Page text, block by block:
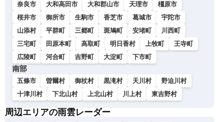
奈良市 大和高田市 大和郡山市 天理市
橿原市
桜井市
御所市 生駒市 香芝市 葛城市
宇陀市
山添村
平群町 三郷町 斑鳩町 安堵町
川西町
三宅町
田原本町 高取町 明日香村 上牧町
王寺町
広陵町
河合町 吉野町 大淀町 下市町
南部
五條市 曽爾村 御杖村 黒滝村 天川村
野迫川村
十津川村
下北山村 上北山村 川上村 東吉野村
周辺エリアの雨雲レーダー